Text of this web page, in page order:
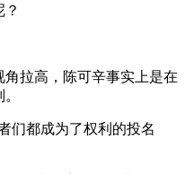
拉高，陈可辛事实上是在
们都成为了权利的投名